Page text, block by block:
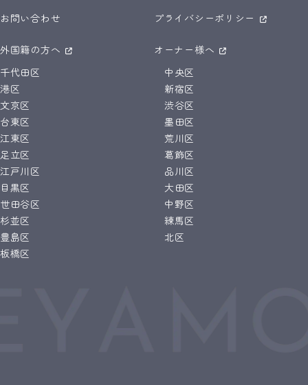
お問い合わせ プライバシーポリシー
外国籍の方へ
オーナー様へ
千代田区
中央区
港区
新宿区
文京区
渋谷区
台東区
墨田区
江東区
荒川区
足立区
葛飾区
江戸川区
品川区
目黒区
大田区
世田谷区
中野区
杉並区
練馬区
豊島区
北区
板橋区